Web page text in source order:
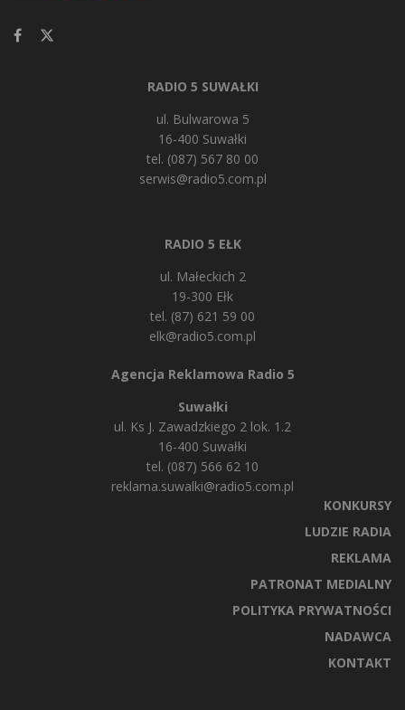
RADIO 5 SUWAŁKI
ul. Bulwarowa 5
16-400 Suwałki
tel. (087) 567 80 00
serwis@radio5.com.pl
RADIO 5 EŁK
ul. Małeckich 2
19-300 Ełk
tel. (87) 621 59 00
elk@radio5.com.pl
Agencja Reklamowa Radio 5
Suwałki
ul. Ks J. Zawadzkiego 2 lok. 1.2
16-400 Suwałki
tel. (087) 566 62 10
reklama.suwalki@radio5.com.pl
KONKURSY
LUDZIE RADIA
REKLAMA
PATRONAT MEDIALNY
POLITYKA PRYWATNOŚCI
NADAWCA
KONTAKT